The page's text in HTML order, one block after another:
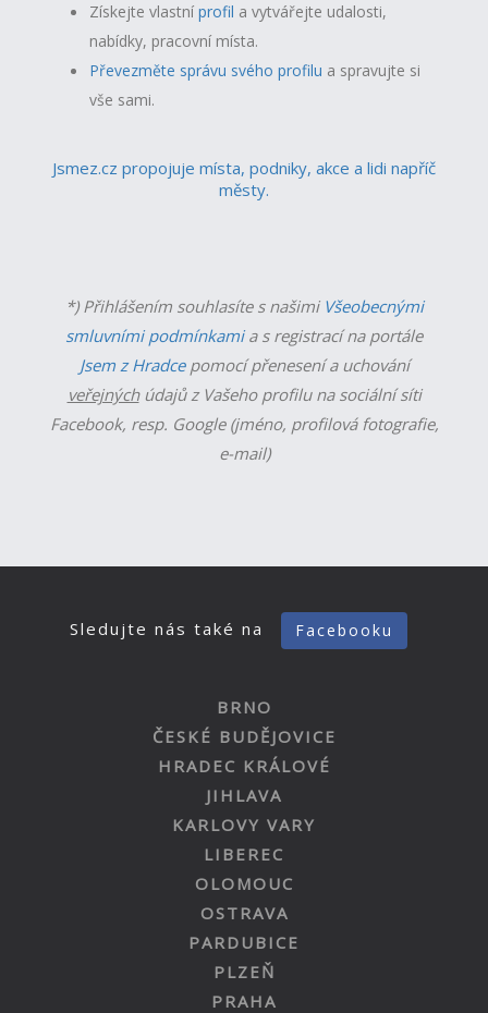
Získejte vlastníprofil a vytvářejte udalosti,
nabídky, pracovní místa.
Převezměte správu svého profilu a spravujte si
vše sami.
Jsmez.cz propojuje místa, podniky, akce a lidi napříč
městy.
*) Přihlášením souhlasíte s našimi Všeobecnými
smluvními podmínkamia s registrací na portále
Jsem z Hradcepomocí přenesení a uchování
veřejnýchúdajů z Vašeho profilu na sociální síti
Facebook, resp. Google (jméno, profilová fotografie,
e-mail)
Sledujte nás také na Facebooku
BRNO
ČESKÉ BUDĚJOVICE
HRADEC KRÁLOVÉ
JIHLAVA
KARLOVY VARY
LIBEREC
OLOMOUC
OSTRAVA
PARDUBICE
PLZEŇ
PRAHA